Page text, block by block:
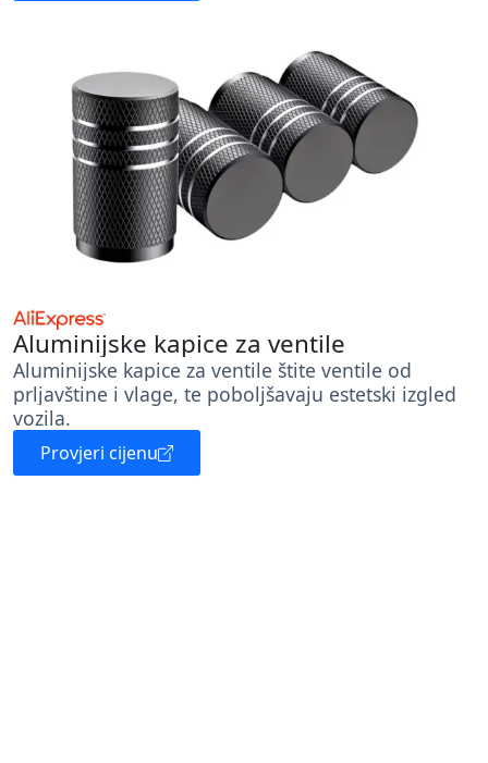
Aluminijske kapice za ventile
Aluminijske kapice za ventile štite ventile od
prljavštine i vlage, te poboljšavaju estetski izgled
vozila.
Provjeri cijenu